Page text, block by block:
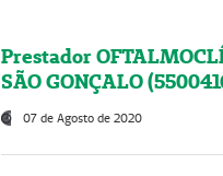
Prestador
SÃO GONÇALO
07 de Agosto de 2020